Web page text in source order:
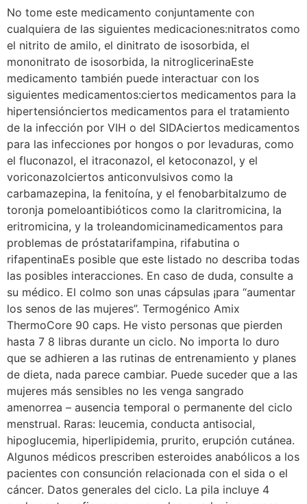
No tome este medicamento conjuntamente con
cualquiera de las siguientes medicaciones:nitratos como
el nitrito de amilo, el dinitrato de isosorbida, el
mononitrato de isosorbida, la nitroglicerinaEste
medicamento también puede interactuar con los
siguientes medicamentos:ciertos medicamentos para la
hipertensiónciertos medicamentos para el tratamiento
de la infección por VIH o del SIDAciertos medicamentos
para las infecciones por hongos o por levaduras, como
el fluconazol, el itraconazol, el ketoconazol, y el
voriconazolciertos anticonvulsivos como la
carbamazepina, la fenitoína, y el fenobarbitalzumo de
toronja pomeloantibióticos como la claritromicina, la
eritromicina, y la troleandomicinamedicamentos para
problemas de próstatarifampina, rifabutina o
rifapentinaEs posible que este listado no describa todas
las posibles interacciones. En caso de duda, consulte a
su médico. El colmo son unas cápsulas ¡para “aumentar
los senos de las mujeres”. Termogénico Amix
ThermoCore 90 caps. He visto personas que pierden
hasta 7 8 libras durante un ciclo. No importa lo duro
que se adhieren a las rutinas de entrenamiento y planes
de dieta, nada parece cambiar. Puede suceder que a las
mujeres más sensibles no les venga sangrado
amenorrea – ausencia temporal o permanente del ciclo
menstrual. Raras: leucemia, conducta antisocial,
hipoglucemia, hiperlipidemia, prurito, erupción cutánea.
Algunos médicos prescriben esteroides anabólicos a los
pacientes con consunción relacionada con el sida o el
cáncer. Datos generales del ciclo. La pila incluye 4